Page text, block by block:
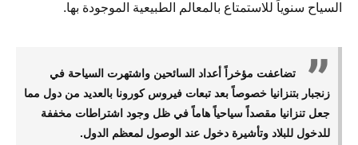
السياح سنوياً للاستمتاع بالمعالم الطبيعية الموجودة بها.
تضاعفت مؤخراً أعداد السائحين واشتهرت السياحة في
زنجبار بتنزانيا خصوصاً بعد تبعات فيروس كورونا بالعديد من دول مما
جعل تنزانيا مقصداً سياحياً هاماً في ظل وجود اشتراطات مخففة
للدخول للبلاد وتأشيرة دخول عند الوصول لمعظم الدول.